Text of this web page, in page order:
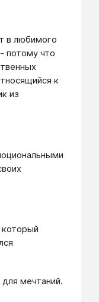
в любимого
потому что
к
из
который
мечтаний.